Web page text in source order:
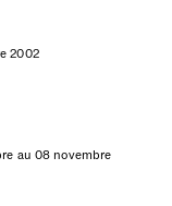
2002
au 08 novembre